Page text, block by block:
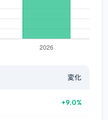
変化
+9.0%